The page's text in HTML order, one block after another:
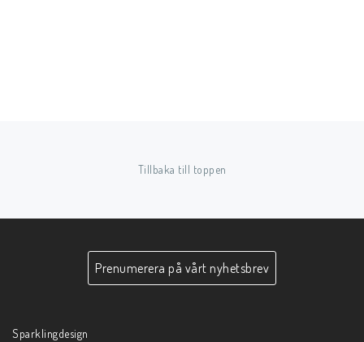
Tillbaka till toppen
Prenumerera på vårt nyhetsbrev
Sparklingdesign